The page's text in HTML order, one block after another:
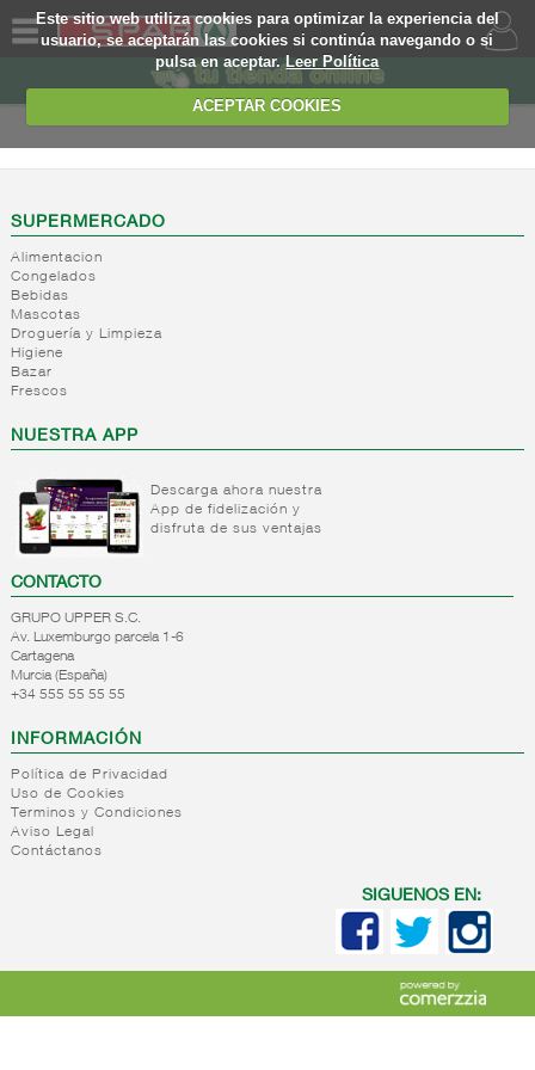
Este sitio web utiliza cookies para optimizar la experiencia del
usuario, se aceptarán las cookies si continúa navegando o si
pulsa en aceptar.Leer Política
ACEPTAR COOKIES
SOMOS
WEB
EJEMPLO
SUPERMERCADO
Alimentacion
Congelados
Bebidas
Mascotas
Droguería y Limpieza
Higiene
Bazar
Frescos
NUESTRA APP
Descarga ahora nuestra
App de fidelización y
disfruta de sus ventajas
CONTACTO
GRUPO UPPER S.C.
Av. Luxemburgo parcela 1-6
Cartagena
Murcia (España)
+34 555 55 55 55
INFORMACIÓN
Política de Privacidad
Uso de Cookies
Terminos y Condiciones
Aviso Legal
Contáctanos
SIGUENOS EN: